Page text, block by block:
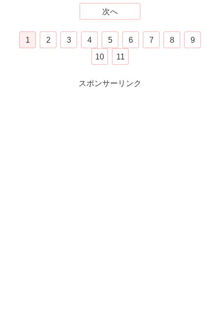
次へ
1 2 3 4 5 6 7 8
9
10
11
スポンサーリンク